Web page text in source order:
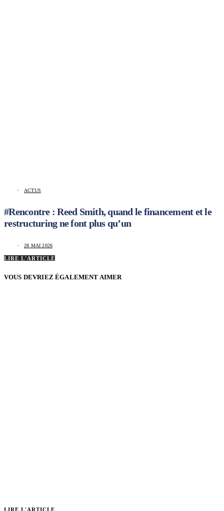
ACTUS
#Rencontre : Reed Smith, quand le financement et le
restructuring ne font plus qu’un
28 MAI 2026
LIRE L'ARTICLE
VOUS DEVRIEZ ÉGALEMENT AIMER
LIRE L'ARTICLE